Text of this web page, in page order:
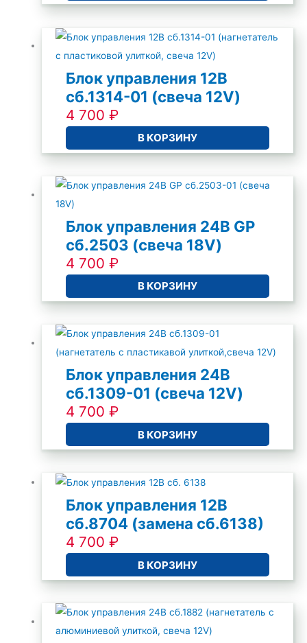
Блок управления 12В
сб.1314-01 (свеча 12V)
4 700₽
В КОРЗИНУ
Блок управления 24В GP
сб.2503 (свеча 18V)
4 700₽
В КОРЗИНУ
Блок управления 24В
сб.1309-01 (свеча 12V)
4 700₽
В КОРЗИНУ
Блок управления 12В
cб.8704 (замена сб.6138)
4 700₽
В КОРЗИНУ